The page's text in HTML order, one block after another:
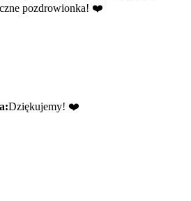
pozdrowionka! ❤️
Dziękujemy! ❤️